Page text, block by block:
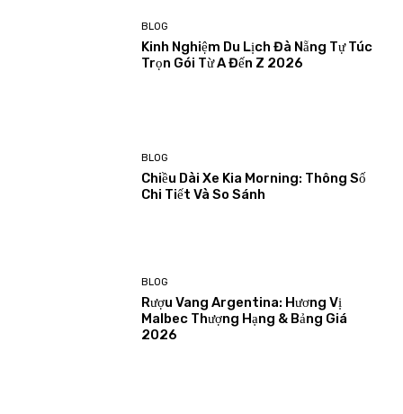
BLOG
Kinh Nghiệm Du Lịch Đà Nẵng Tự Túc
Trọn Gói Từ A Đến Z 2026
BLOG
Chiều Dài Xe Kia Morning: Thông Số
Chi Tiết Và So Sánh
BLOG
Rượu Vang Argentina: Hương Vị
Malbec Thượng Hạng & Bảng Giá
2026